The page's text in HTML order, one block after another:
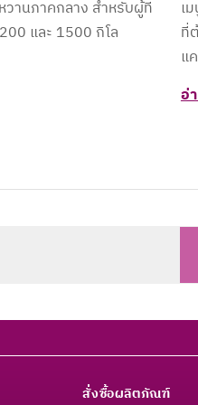
วานภาคกลาง สำหรับผู้ที่
และ 1500 กิโล
เ
ที่
แ
อ่
สั่งซื้อผลิตภัณฑ์